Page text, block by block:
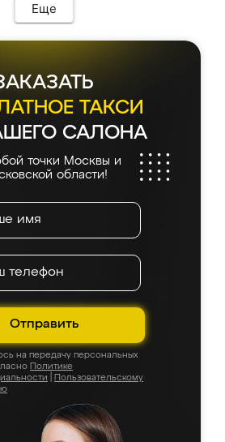
Еще
ТАКСИ
САЛОНА
точки Москвы и
области!
Отправить
на передачу персональных
Политике
Пользовательскому